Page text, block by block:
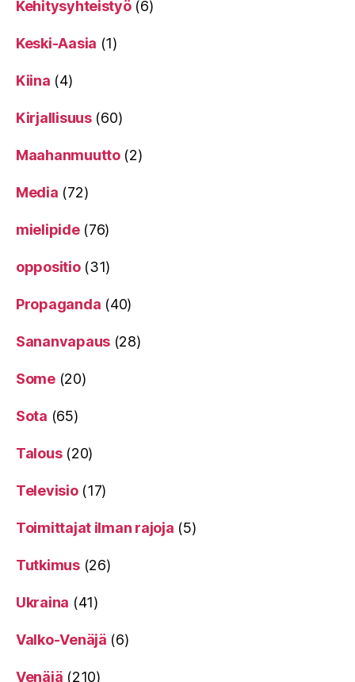
Kehitysyhteistyö(6)
Keski-Aasia (1)
Kiina (4)
Kirjallisuus(60)
Maahanmuutto(2)
Media (72)
mielipide(76)
oppositio(31)
Propaganda (40)
Sananvapaus (28)
Some(20)
Sota (65)
Talous(20)
Televisio(17)
Toimittajat ilman rajoja (5)
Tutkimus(26)
Ukraina (41)
Valko-Venäjä (6)
Venäjä (210)